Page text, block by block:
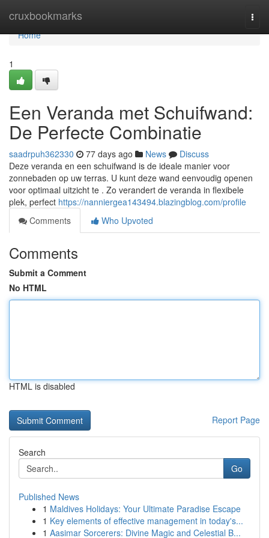
cruxbookmarks
Home
Home
1
Een Veranda met Schuifwand:
De Perfecte Combinatie
saadrpuh362330 77 days ago News
Discuss
Deze veranda en een schuifwand is de ideale manier voor
zonnebaden op uw terras. U kunt deze wand eenvoudig openen
voor optimaal uitzicht te . Zo verandert de veranda in flexibele
plek, perfect https://nanniergea143494.blazingblog.com/profile
Comments
Who Upvoted
Comments
Submit a Comment
No HTML
HTML is disabled
Report Page
Search
Go
Published News
1 Maldives Holidays: Your Ultimate Paradise Escape
1 Key elements of effective management in today's...
1 Aasimar Sorcerers: Divine Magic and Celestial B...